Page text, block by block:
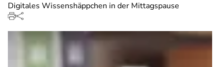
Digitales Wissenshäppchen in der Mittagspause